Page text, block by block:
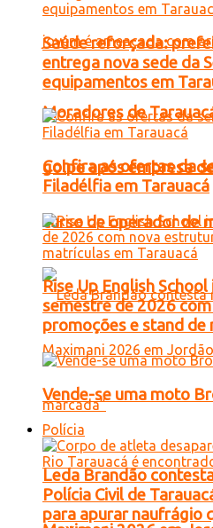
Moradores de
golpe após empresa
curso de operador de
Leda Brandão
Saúde reforçada:
entrega nova sede da
equipamentos em
Confira as ofertas da
Filadélfia em Tarauacá
Rise Up English
semestre de 2026
promoções e stand de
Vende-se uma moto
Polícia
Polícia Civil de
para apurar naufrágio